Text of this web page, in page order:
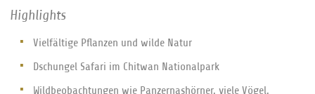
Highlights
Vielfältige Pflanzen und wilde Natur
Dschungel Safari im Chitwan Nationalpark
Wildbeobachtungen wie Panzernashörner, viele Vögel,